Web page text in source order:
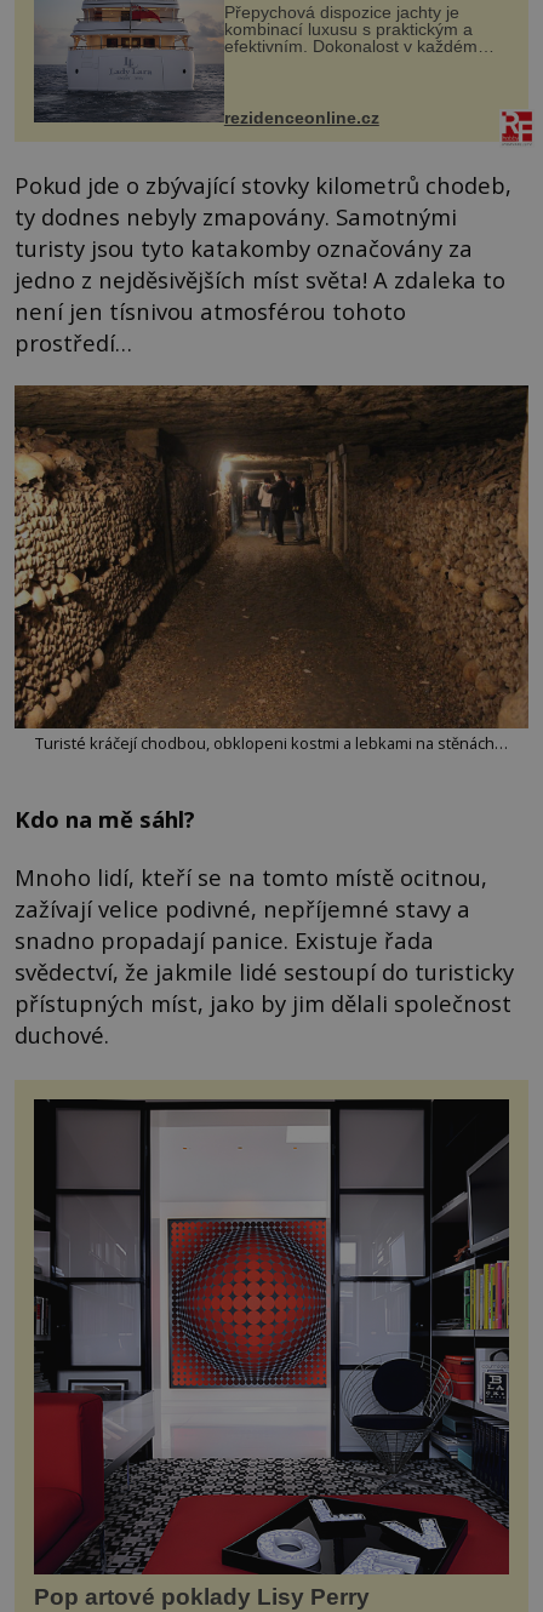
Přepychová dispozice jachty je
kombinací luxusu s praktickým a
efektivním. Dokonalost v každém
detailu představuje značka Fendi
Casa, kterou byly vybaveny její
paluby. Monacký přístav nabízí
každoročn...
rezidenceonline.cz
Pokud jde o zbývající stovky kilometrů chodeb,
ty dodnes nebyly zmapovány. Samotnými
turisty jsou tyto katakomby označovány za
jedno z nejděsivějších míst světa! A zdaleka to
není jen tísnivou atmosférou tohoto
prostředí…
Turisté kráčejí chodbou, obklopeni kostmi a lebkami na stěnách…
Kdo na mě sáhl?
Mnoho lidí, kteří se na tomto místě ocitnou,
zažívají velice podivné, nepříjemné stavy a
snadno propadají panice. Existuje řada
svědectví, že jakmile lidé sestoupí do turisticky
přístupných míst, jako by jim dělali společnost
duchové.
Pop artové poklady Lisy Perry